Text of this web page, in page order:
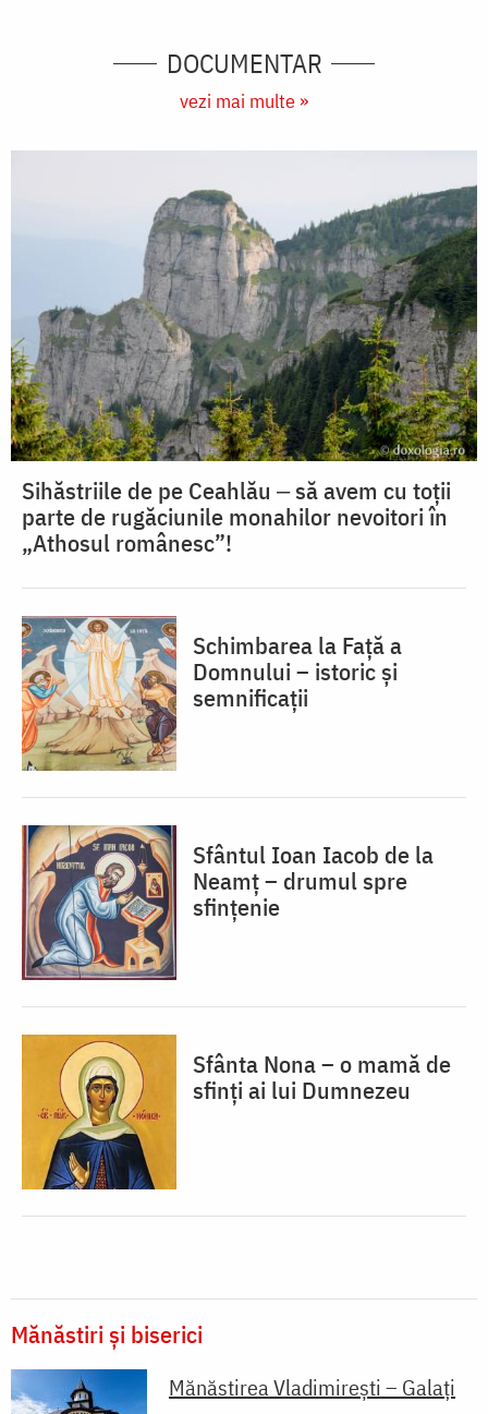
DOCUMENTAR
vezi mai multe »
Sihăstriile de pe Ceahlău ‒ să avem cu toții
parte de rugăciunile monahilor nevoitori în
„Athosul românesc”!
Schimbarea la Față a
Domnului – istoric și
semnificații
Sfântul Ioan Iacob de la
Neamț – drumul spre
sfințenie
Sfânta Nona – o mamă de
sfinți ai lui Dumnezeu
Mănăstiri și biserici
Mănăstirea Vladimirești – Galați